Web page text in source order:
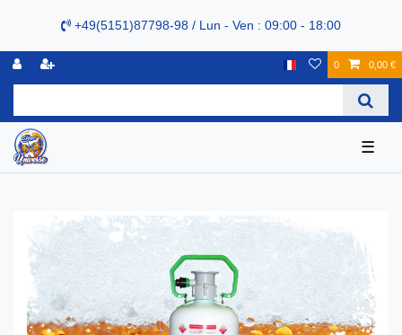
+49(5151)87798-98 / Lun - Ven : 09:00 - 18:00
0 0,00 €
☰